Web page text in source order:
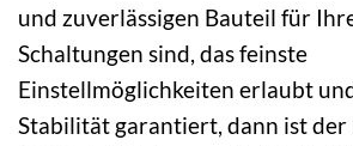
und zuverlässigen Bauteil für
Schaltungen sind, das feinste
Einstellmöglichkeiten erlaubt
Stabilität garantiert, dann ist